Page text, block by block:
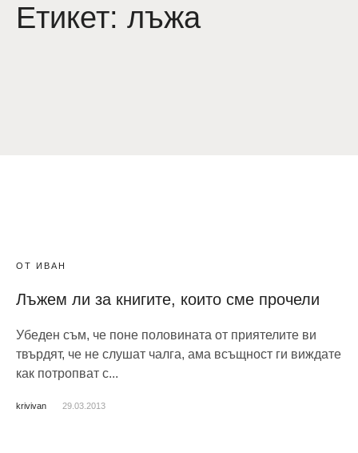
Етикет: лъжа
ОТ ИВАН
Лъжем ли за книгите, които сме прочели
Убеден съм, че поне половината от приятелите ви
твърдят, че не слушат чалга, ама всъщност ги виждате
как потропват с...
krivivan 29.03.2013